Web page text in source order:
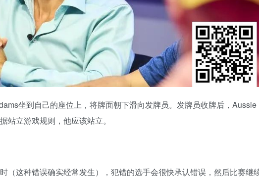
坐到自己的座位上，将牌面朝下滑向发牌员。发牌员收牌后，Aussie
站立游戏规则，他应该站立。
（这种错误确实经常发生），犯错的选手会很快承认错误，然后比赛继